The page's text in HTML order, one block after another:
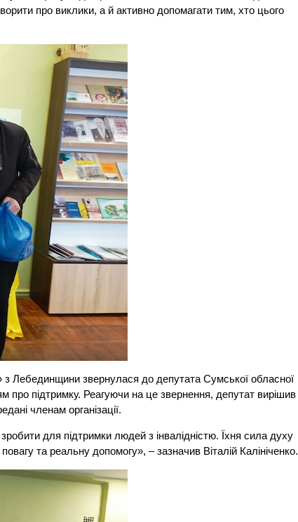
про виклики, а й активно допомагати тим, хто цього
з Лебединщини звернулася до депутата Сумської обласної
про підтримку. Реагуючи на це звернення, депутат вирішив
членам організації.
для підтримки людей з інвалідністю. Їхня сила духу
та реальну допомогу», – зазначив Віталій Калініченко.